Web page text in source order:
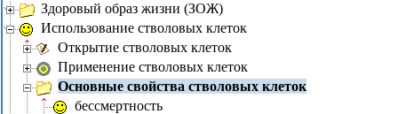
Здоровый образ жизни (ЗОЖ)
Использование стволовых клеток
Открытие стволовых клеток
Применение стволовых клеток
Основные свойства стволовых клеток
бессмертность